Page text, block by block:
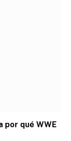
por qué WWE